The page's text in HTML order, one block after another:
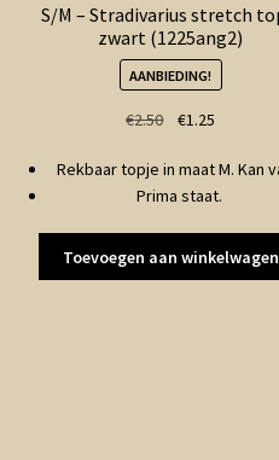
S/M – Stradivarius stretch
zwart (1225ang2)
AANBIEDING!
€2.50
Oorspronkelijke
was:
€2.50.
€1.25
is:
€1.25.
Rekbaar topje in maat M. Kan
Prima staat.
Toevoegen aan winkelwagen